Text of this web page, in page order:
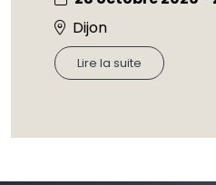
Dijon
Lire la suite